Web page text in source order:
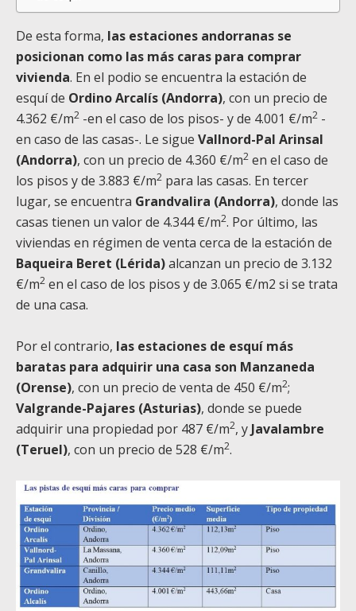
De esta forma, las estaciones andorranas se
posicionan como las más caras para comprar
vivienda. En el podio se encuentra la estación de
esquí de Ordino Arcalís (Andorra), con un precio de
4.362 €/m2 -en el caso de los pisos- y de 4.001 €/m2 -
en caso de las casas-. Le sigue Vallnord-Pal Arinsal
(Andorra), con un precio de 4.360 €/m2 en el caso de
los pisos y de 3.883 €/m2 para las casas. En tercer
lugar, se encuentra Grandvalira (Andorra), donde las
casas tienen un valor de 4.344 €/m2. Por último, las
viviendas en régimen de venta cerca de la estación de
Baqueira Beret (Lérida)alcanzan un precio de 3.132
€/m2 en el caso de los pisos y de 3.065 €/m2 si se trata
de una casa.
Por el contrario, las estaciones de esquí más
baratas para adquirir una casa son Manzaneda
(Orense), con un precio de venta de 450 €/m2;
Valgrande-Pajares (Asturias), donde se puede
adquirir una propiedad por 487 €/m2, y Javalambre
(Teruel), con un precio de 528 €/m2.